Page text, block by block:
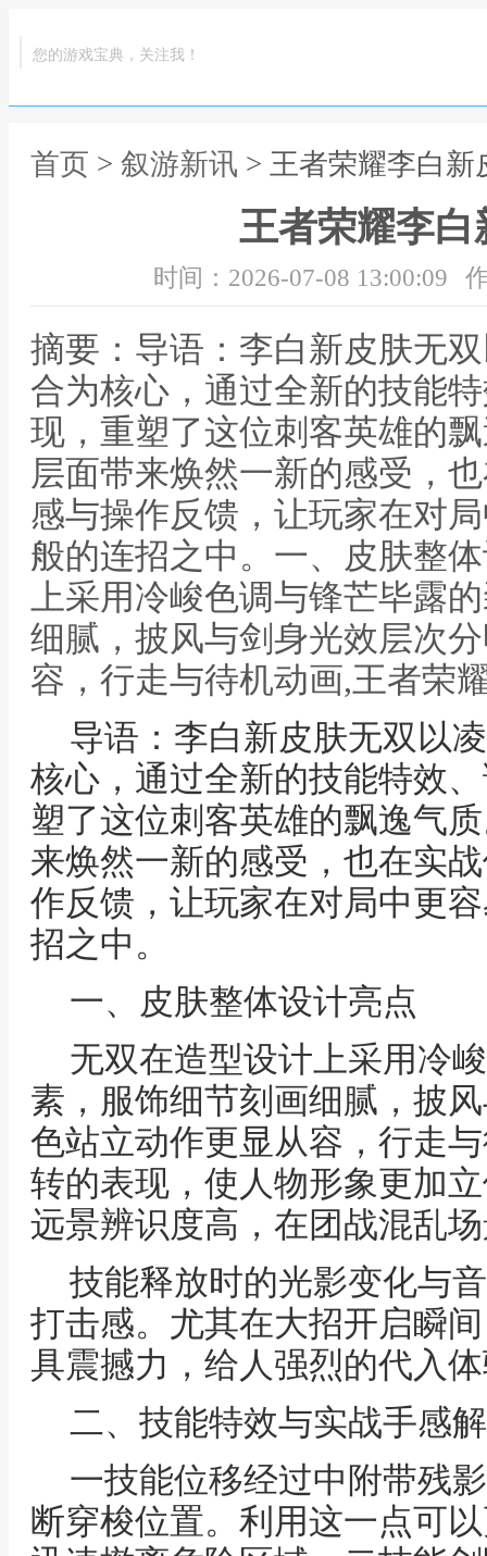
您的游戏宝典，关注我！
首页 > 叙游新讯 > 王者荣耀李白新
王者荣耀李白
时间：2026-07-08 13:00:09
摘要：导语：李白新皮肤无
合为核心，通过全新的技能
现，重塑了这位刺客英雄的
层面带来焕然一新的感受，
感与操作反馈，让玩家在对
般的连招之中。一、皮肤整
上采用冷峻色调与锋芒毕露
细腻，披风与剑身光效层次
容，行走与待机动画,王者荣
导语：李白新皮肤无双以
核心，通过全新的技能特效
塑了这位刺客英雄的飘逸气
来焕然一新的感受，也在实
作反馈，让玩家在对局中更
招之中。
一、皮肤整体设计亮点
无双在造型设计上采用冷
素，服饰细节刻画细腻，披
色站立动作更显从容，行走
转的表现，使人物形象更加
远景辨识度高，在团战混乱
技能释放时的光影变化与
打击感。尤其在大招开启瞬
具震撼力，给人强烈的代入
二、技能特效与实战手感
一技能位移经过中附带残
断穿梭位置。利用这一点可